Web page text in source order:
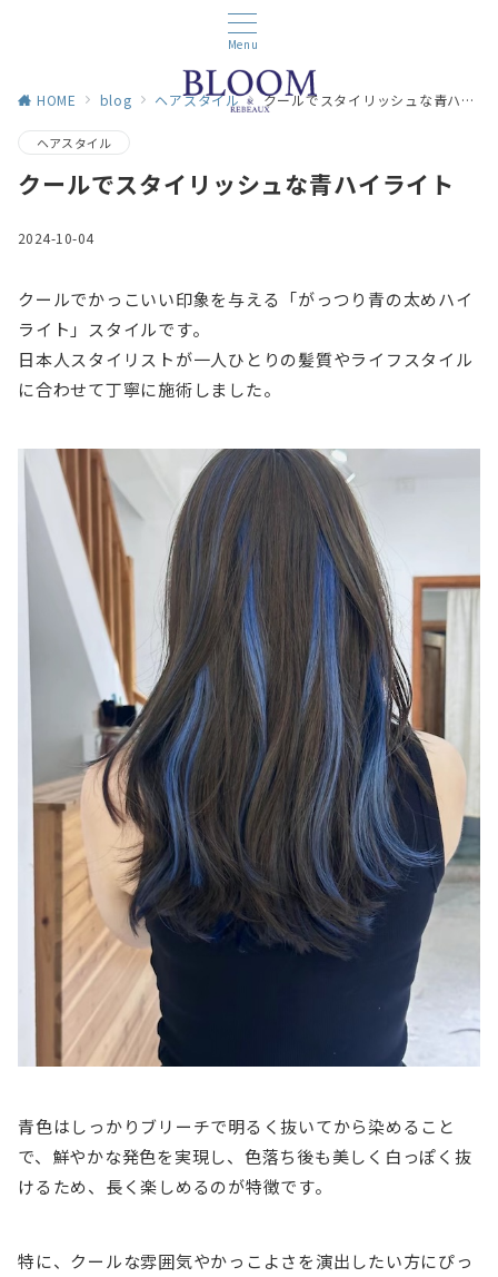
Menu
HOME blog ヘアスタイル クールでスタイリッシュな青ハイライト
ヘアスタイル
クールでスタイリッシュな青ハイライト
2024-10-04
クールでかっこいい印象を与える「がっつり青の太めハイ
ライト」スタイルです。
日本人スタイリストが一人ひとりの髪質やライフスタイル
に合わせて丁寧に施術しました。
青色はしっかりブリーチで明るく抜いてから染めること
で、鮮やかな発色を実現し、色落ち後も美しく白っぽく抜
けるため、長く楽しめるのが特徴です。
特に、クールな雰囲気やかっこよさを演出したい方にぴっ